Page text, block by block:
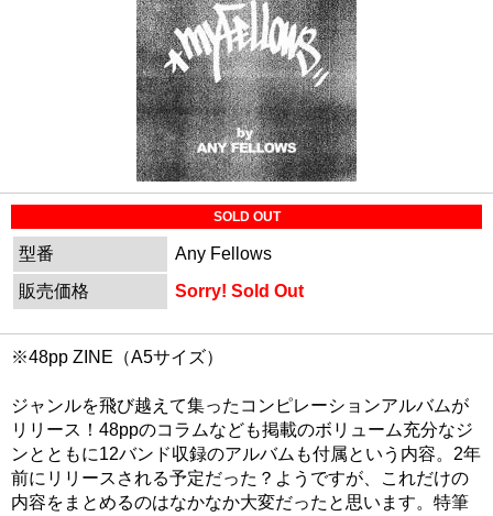
SOLD OUT
型番
Any Fellows
販売価格
Sorry! Sold Out
※48pp ZINE（A5サイズ）
ジャンルを飛び越えて集ったコンピレーションアルバムが
リリース！48ppのコラムなども掲載のボリューム充分なジ
ンとともに12バンド収録のアルバムも付属という内容。2年
前にリリースされる予定だった？ようですが、これだけの
内容をまとめるのはなかなか大変だったと思います。特筆